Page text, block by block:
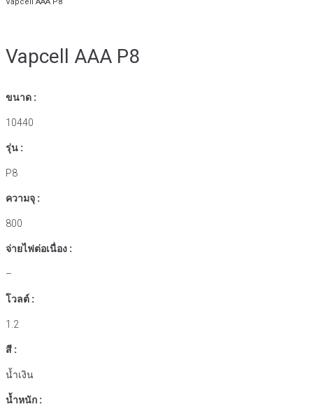
Vapcell AAA P8
ขนาด :
10440
รุ่น :
P8
ความจุ :
800
จ่ายไฟต่อเนื่อง :
–
โวลต์ :
1.2
สี :
น้ำเงิน
น้ำหนัก :